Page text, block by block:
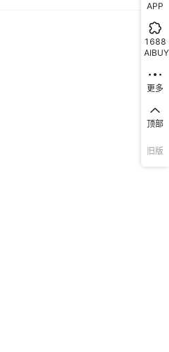
APP
1688
AIBUY
更多
顶部
旧版